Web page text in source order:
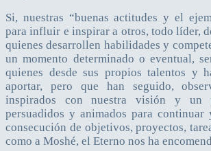
Si, nuestras “buenas actitudes y el
para influir e inspirar a otros, todo líder,
quienes desarrollen habilidades y
un momento determinado o eventual,
quienes desde sus propios talentos y
aportar, pero que han seguido,
inspirados con nuestra visión y un
persuadidos y animados para
consecución de objetivos, proyectos,
como a Moshé, el Eterno nos ha